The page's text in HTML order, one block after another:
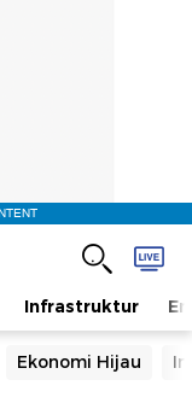
Infrastruktur
Ekonomi Hijau